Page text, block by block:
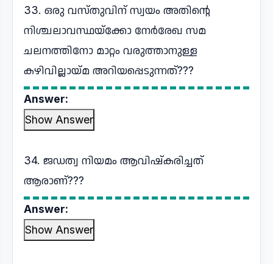
33. ഒരു വസ്തുവിന് സ്വയം അതിന്റെ
നിശ്ചലാവസ്ഥയ്ക്കോ നേർരേഖ സമ
ചലനത്തിനോ മാറ്റം വരുത്താനുള്ള
കഴിവില്ലായ്മ അറിയപ്പെടുന്നത്???
Answer:
Show Answer
34. ജഡത്വ നിയമം ആവിഷ്കരിച്ചത്
ആരാണ്???
Answer:
Show Answer